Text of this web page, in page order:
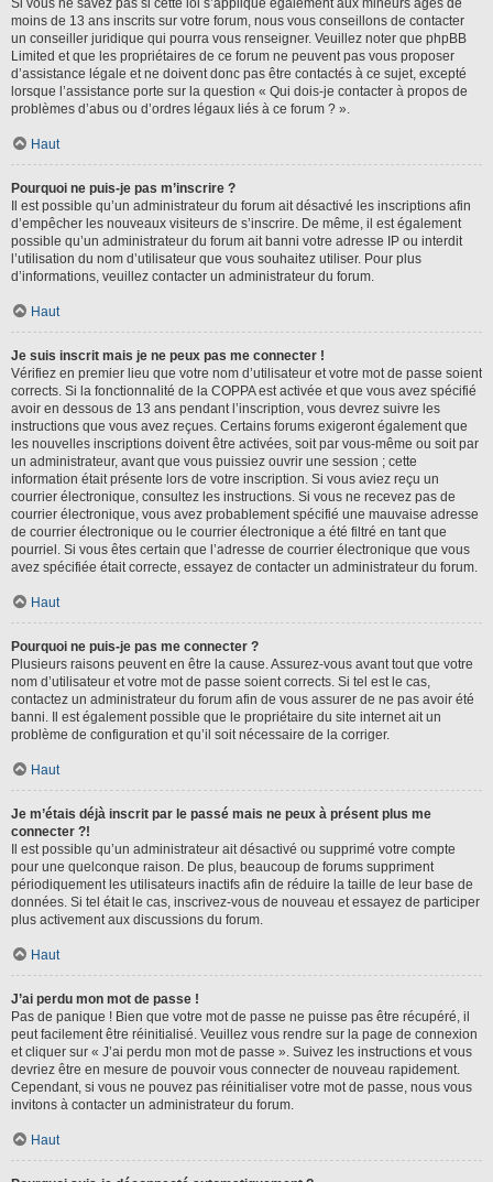
moins de 13 ans inscrits sur votre forum, nous vous conseillons de contacter
un conseiller juridique qui pourra vous renseigner. Veuillez noter que phpBB
Limited et que les propriétaires de ce forum ne peuvent pas vous proposer
d’assistance légale et ne doivent donc pas être contactés à ce sujet, excepté
lorsque l’assistance porte sur la question « Qui dois-je contacter à propos de
problèmes d’abus ou d’ordres légaux liés à ce forum ? ».
Haut
Pourquoi ne puis-je pas m’inscrire ?
Il est possible qu’un administrateur du forum ait désactivé les inscriptions afin
d’empêcher les nouveaux visiteurs de s’inscrire. De même, il est également
possible qu’un administrateur du forum ait banni votre adresse IP ou interdit
l’utilisation du nom d’utilisateur que vous souhaitez utiliser. Pour plus
d’informations, veuillez contacter un administrateur du forum.
Haut
Je suis inscrit mais je ne peux pas me connecter !
Vérifiez en premier lieu que votre nom d’utilisateur et votre mot de passe soient
corrects. Si la fonctionnalité de la COPPA est activée et que vous avez spécifié
avoir en dessous de 13 ans pendant l’inscription, vous devrez suivre les
instructions que vous avez reçues. Certains forums exigeront également que
les nouvelles inscriptions doivent être activées, soit par vous-même ou soit par
un administrateur, avant que vous puissiez ouvrir une session ; cette
information était présente lors de votre inscription. Si vous aviez reçu un
courrier électronique, consultez les instructions. Si vous ne recevez pas de
courrier électronique, vous avez probablement spécifié une mauvaise adresse
de courrier électronique ou le courrier électronique a été filtré en tant que
pourriel. Si vous êtes certain que l’adresse de courrier électronique que vous
avez spécifiée était correcte, essayez de contacter un administrateur du forum.
Haut
Pourquoi ne puis-je pas me connecter ?
Plusieurs raisons peuvent en être la cause. Assurez-vous avant tout que votre
nom d’utilisateur et votre mot de passe soient corrects. Si tel est le cas,
contactez un administrateur du forum afin de vous assurer de ne pas avoir été
banni. Il est également possible que le propriétaire du site internet ait un
problème de configuration et qu’il soit nécessaire de la corriger.
Haut
Je m’étais déjà inscrit par le passé mais ne peux à présent plus me
connecter ?!
Il est possible qu’un administrateur ait désactivé ou supprimé votre compte
pour une quelconque raison. De plus, beaucoup de forums suppriment
périodiquement les utilisateurs inactifs afin de réduire la taille de leur base de
données. Si tel était le cas, inscrivez-vous de nouveau et essayez de participer
plus activement aux discussions du forum.
Haut
J’ai perdu mon mot de passe !
Pas de panique ! Bien que votre mot de passe ne puisse pas être récupéré, il
peut facilement être réinitialisé. Veuillez vous rendre sur la page de connexion
et cliquer sur « J’ai perdu mon mot de passe ». Suivez les instructions et vous
devriez être en mesure de pouvoir vous connecter de nouveau rapidement.
Cependant, si vous ne pouvez pas réinitialiser votre mot de passe, nous vous
invitons à contacter un administrateur du forum.
Haut